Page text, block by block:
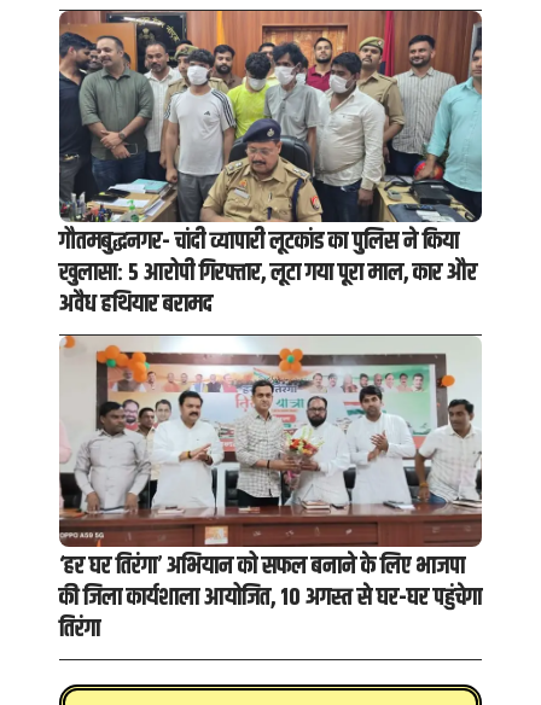
गौतमबुद्धनगर- चांदी व्यापारी लूटकांड का पुलिस ने किया
खुलासा: 5 आरोपी गिरफ्तार, लूटा गया पूरा माल, कार और
अवैध हथियार बरामद
‘हर घर तिरंगा’ अभियान को सफल बनाने के लिए भाजपा
की जिला कार्यशाला आयोजित, 10 अगस्त से घर-घर पहुंचेगा
तिरंगा